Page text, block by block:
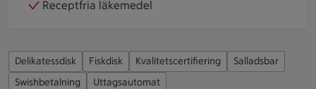
Receptfria läkemedel
Delikatessdisk Fiskdisk Kvalitetscertifiering
Salladsbar
Swishbetalning
Uttagsautomat